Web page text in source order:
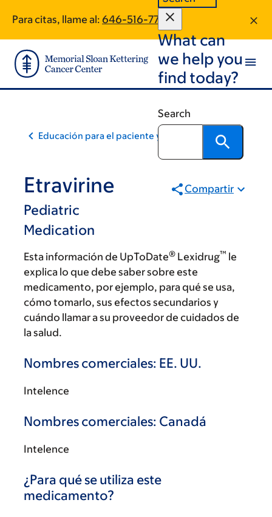
main
content
footer
Para citas, llame al: 646-516-7750
What can
we help you
find today?
Search
Educación para el paciente y la comunidad
Etravirine
Pediatric
Medication
Compartir
Esta información de UpToDate® Lexidrug™ le
explica lo que debe saber sobre este
medicamento, por ejemplo, para qué se usa,
cómo tomarlo, sus efectos secundarios y
cuándo llamar a su proveedor de cuidados de
la salud.
Nombres comerciales: EE. UU.
Intelence
Nombres comerciales: Canadá
Intelence
¿Para qué se utiliza este
medicamento?